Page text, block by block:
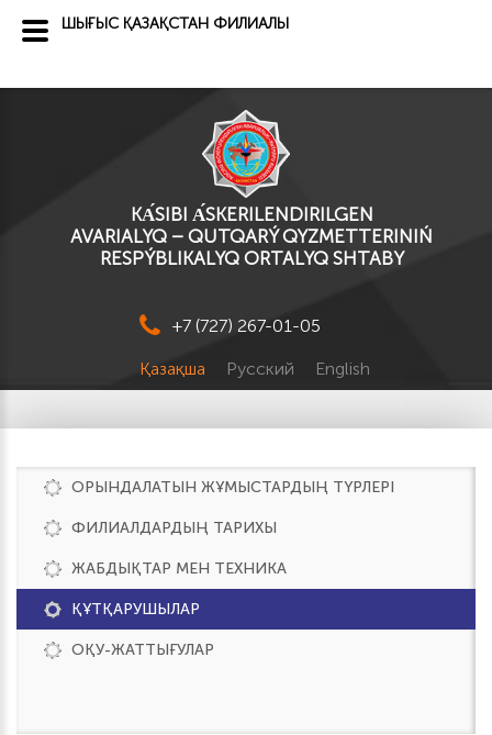
KА́SІBI А́SKERILENDIRILGEN
AVARIALYQ – QUTQARÝ QYZMETTERINIŃ
RESPÝBLIKALYQ ORTALYQ SHTABY
+7 (727) 267-01-05
Қазақша Русский English
ОРЫНДАЛАТЫН ЖҰМЫСТАРДЫҢ ТҮРЛЕРІ
ФИЛИАЛДАРДЫҢ ТАРИХЫ
ЖАБДЫҚТАР МЕН ТЕХНИКА
ҚҰТҚАРУШЫЛАР
ОҚУ-ЖАТТЫҒУЛАР
ШЫҒЫС ҚАЗАҚСТАН ФИЛИАЛЫ